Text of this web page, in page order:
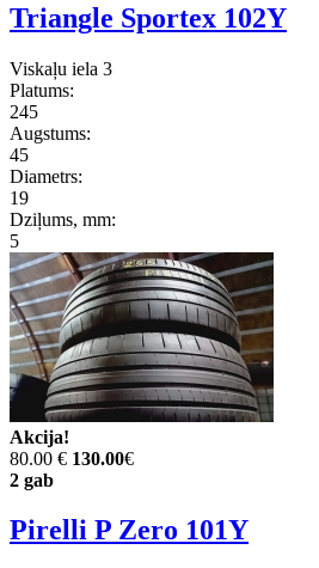
Triangle Sportex 102Y
Viskaļu iela 3
Platums:
245
Augstums:
45
Diametrs:
19
Dziļums, mm:
5
Akcija!
80.00 € 130.00€
2 gab
Pirelli P Zero 101Y